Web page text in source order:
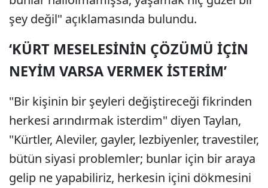
şey değil" açıklamasında bulundu.
‘KÜRT MESELESİNİN ÇÖZÜMÜ İÇİN
NEYİM VARSA VERMEK İSTERİM’
"Bir kişinin bir şeyleri değiştireceği fikrinden
herkesi arındırmak isterdim" diyen Taylan,
"Kürtler, Aleviler, gayler, lezbiyenler, travestiler,
bütün siyasi problemler; bunlar için bir araya
gelip ne yapabiliriz, herkesin içini dökmesini